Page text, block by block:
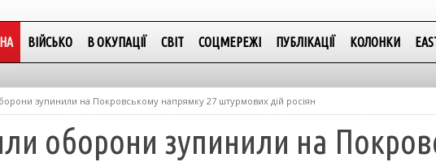
ВІЙСЬКО В ОКУПАЦІЇ СВІТ СОЦМЕРЕЖІ ПУБЛІКАЦІЇ КОЛОНКИ
зупинили на Покровському напрямку 27 штурмових дій росіян
оборони зупинили на